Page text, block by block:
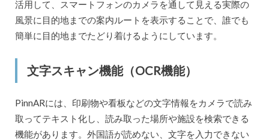
活用して、スマートフォンのカメラを通して見える実際の
風景に目的地までの案内ルートを表示することで、誰でも
簡単に目的地までたどり着けるようにしています。
文字スキャン機能（OCR機能）
PinnARには、印刷物や看板などの文字情報をカメラで読み
取ってテキスト化し、読み取った場所や施設を検索できる
機能があります。外国語が読めない、文字を入力できない